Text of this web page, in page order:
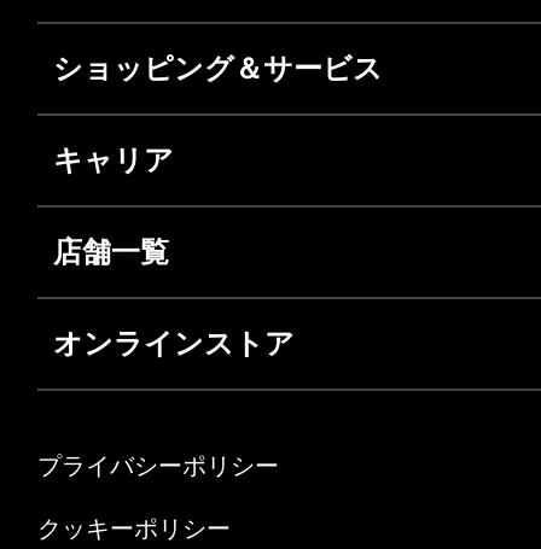
ショッピング＆サービス
キャリア
店舗一覧
オンラインストア
プライバシーポリシー
クッキーポリシー